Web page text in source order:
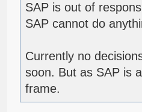
SAP is out of
SAP cannot do
Currently no
soon. But as SAP is
frame.